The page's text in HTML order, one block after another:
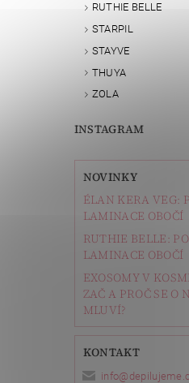
RUTHIE BELLE
STARPIL
STAYVE
THUYA
ZOLA
INSTAGRAM
NOVINKY
ÉLAN KERA VEG:
LAMINACE OBOČÍ
RUTHIE BELLE:
LAMINACE OBOČÍ
EXOSOMY V
ZAČ A PROČ SE O
MLUVÍ?
KONTAKT
info@